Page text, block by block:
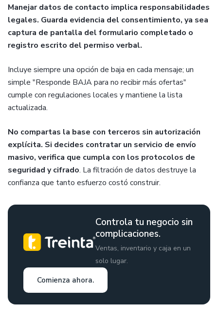
Manejar datos de contacto implica responsabilidades
legales. Guarda evidencia del consentimiento, ya sea
captura de pantalla del formulario completado o
registro escrito del permiso verbal.
Incluye siempre una opción de baja en cada mensaje; un
simple "Responde BAJA para no recibir más ofertas"
cumple con regulaciones locales y mantiene la lista
actualizada.
No compartas la base con terceros sin autorización
explícita. Si decides contratar un servicio de envío
masivo, verifica que cumpla con los protocolos de
seguridad y cifrado. La filtración de datos destruye la
confianza que tanto esfuerzo costó construir.
Controla tu negocio sin
complicaciones.
Ventas, inventario y caja en un
solo lugar.
Comienza ahora.